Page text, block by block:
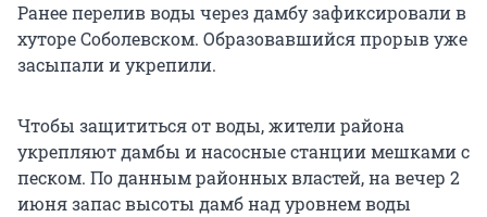
Ранее перелив воды через дамбу зафиксировали в
хуторе Соболевском. Образовавшийся прорыв уже
засыпали и укрепили.
Чтобы защититься от воды, жители района
укрепляют дамбы и насосные станции мешками с
песком. По данным районных властей, на вечер 2
июня запас высоты дамб над уровнем воды